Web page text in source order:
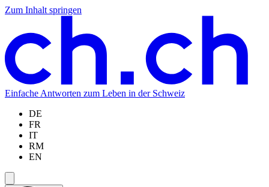
Zum Inhalt springen
Zum
springen
Zur
springen
Zur
springen
Zur
springen
Einfache Antworten zum Leben in der Schweiz
DE
FR
IT
RM
EN